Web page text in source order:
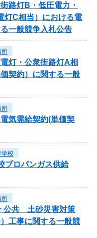
路灯B・低圧電力・
灯C相当）における電
一般競争入札公告
所
灯・公衆街路灯A相
契約）に関する一般
所
気需給契約(単価契
学校
プロパンガス供給
所
公共 土砂災害対策
工事に関する一般競